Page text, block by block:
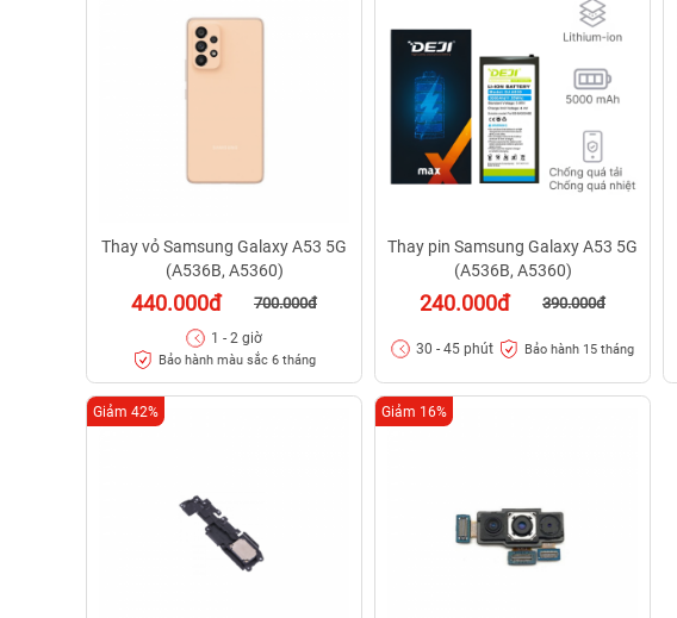
Thay vỏ Samsung Galaxy A53 5G
(A536B, A5360)
440.000đ 700.000đ
1 - 2 giờ
Bảo hành màu sắc 6 tháng
Thay pin Samsung Galaxy A53 5G
(A536B, A5360)
240.000đ 390.000đ
30 - 45 phút Bảo hành 15 tháng
Giảm 42% Giảm 16%